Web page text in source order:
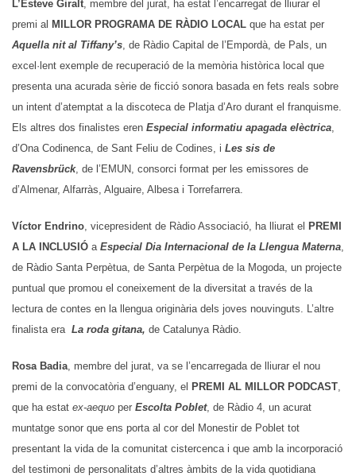
L’Esteve Giralt , membre del jurat, ha estat l’encarregat de lliurar el
premi al MILLOR PROGRAMA DE RÀDIO LOCAL que ha estat per
Aquella nit al Tiffany’s , de Ràdio Capital de l’Empordà, de Pals, un
excel·lent exemple de recuperació de la memòria històrica local que
presenta una acurada sèrie de ficció sonora basada en fets reals sobre
un intent d’atemptat a la discoteca de Platja d’Aro durant el franquisme.
Els altres dos finalistes eren Especial informatiu apagada elèctrica
d’Ona Codinenca, de Sant Feliu de Codines, i Les sis de
Ravensbrück, de l’EMUN, consorci format per les emissores de
d’Almenar, Alfarràs, Alguaire, Albesa i Torrefarrera.
Víctor Endrino , vicepresident de Ràdio Associació, ha lliurat el PREMI
A LA INCLUSIÓ a Especial Dia Internacional de la Llengua Materna
de Ràdio Santa Perpètua, de Santa Perpètua de la Mogoda, un projecte
puntual que promou el coneixement de la diversitat a través de la
lectura de contes en la llengua originària dels joves nouvinguts. L’altre
finalista era La roda gitana, de Catalunya Ràdio.
Rosa Badia , membre del jurat, va se l’encarregada de lliurar el nou
premi de la convocatòria d’enguany, el PREMI AL MILLOR PODCAST
que ha estat ex-aequo per Escolta Poblet, de Ràdio 4, un acurat
muntatge sonor que ens porta al cor del Monestir de Poblet tot
presentant la vida de la comunitat cistercenca i que amb la incorporació
del testimoni de personalitats d’altres àmbits de la vida quotidiana